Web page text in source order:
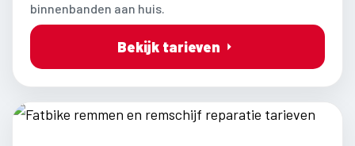
binnenbanden aan huis.
Bekijk tarieven